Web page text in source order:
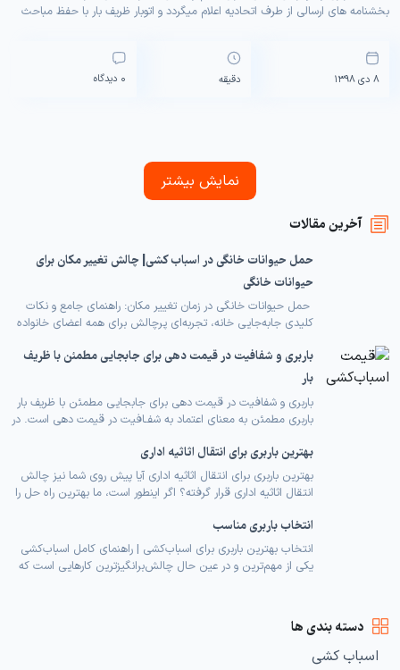
آخرین مقالات
حمل حیوانات خانگی در اسباب کشی| چالش تغییر مکان برای
حیوانات خانگی
حمل حیوانات خانگی در زمان تغییر مکان: راهنمای جامع و نکات
کلیدی جابه‌جایی خانه، تجربه‌ای پرچالش برای همه اعضای خانواده
محیط زندگی خود عمیقاً وابسته هستند و تغییر ناگهانی این محیط
می‌تواند منجر به استرس، اضطراب و حتی مشکلات جسمی برای
باربری و شفافیت در قیمت دهی برای جابجایی مطمئن با ظریف
بار
باربری و شفافیت در قیمت دهی برای جابجایی مطمئن با ظریف بار
باربری مطمئن به معنای اعتماد به شفـافیت در قیمت دهی است. در
استعلام قیمت باربری، و مزایای شفافیت برای مشتریان آشنا
می‌شوید. شفافیت قیمتی و اعتماد مشتریان در بازار باربری تهران،
شفافیت […]
بهترین باربری برای انتقال اثاثیه اداری
بهترین باربری برای انتقال اثاثیه اداری آیا پیش روی شما نیز چالش
انتقال اثاثیه اداری قرار گرفته؟ اگر اینطور است، ما بهترین راه حل را
شما می‌شود. از جمله مشکلاتی که ممکن است با آن روبرو شوید،
می‌توان به خطرات مرتبط با حمل […]
انتخاب باربری مناسب
انتخاب بهترین باربری برای اسباب‌کشی | راهنمای کامل اسباب‌کشی
یکی از مهم‌ترین و در عین حال چالش‌برانگیزترین کارهایی است که
نیازمند دقت و برنامه‌ریزی است. در چنین شرایطی انتخاب یک
شرکت باربری حرفه‌ای […]دسته بندی ها
اسباب کشی
بخشنامه های ارسالی از طرف اتحادیه اعلام میگردد و اتوبار ظریف بار با حفظ مباحث
8 دی 1398 دقیقه 0 دیدگاه
نمایش بیشتر